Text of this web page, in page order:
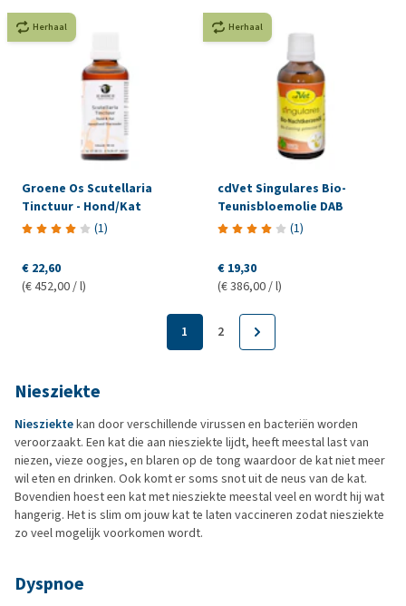
Herhaal
Groene Os Scutellaria
Tinctuur - Hond/Kat
(1)
€ 22,60
(€ 452,00 / l)
Herhaal
cdVet Singulares Bio-
Teunisbloemolie DAB
(1)
€ 19,30
(€ 386,00 / l)
1 2
Niesziekte
Niesziektekan door verschillende virussen en bacteriën worden
veroorzaakt. Een kat die aan niesziekte lijdt, heeft meestal last van
niezen, vieze oogjes, en blaren op de tong waardoor de kat niet meer
wil eten en drinken. Ook komt er soms snot uit de neus van de kat.
Bovendien hoest een kat met niesziekte meestal veel en wordt hij wat
hangerig. Het is slim om jouw kat te laten vaccineren zodat niesziekte
zo veel mogelijk voorkomen wordt.
Dyspnoe